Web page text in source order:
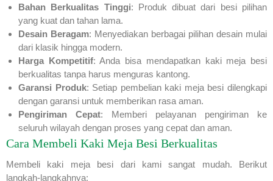
Bahan Berkualitas Tinggi: Produk dibuat dari besi pilihan
yang kuat dan tahan lama.
Desain Beragam: Menyediakan berbagai pilihan desain mulai
dari klasik hingga modern.
Harga Kompetitif: Anda bisa mendapatkan kaki meja besi
berkualitas tanpa harus menguras kantong.
Garansi Produk: Setiap pembelian kaki meja besi dilengkapi
dengan garansi untuk memberikan rasa aman.
Pengiriman Cepat: Memberi pelayanan pengiriman ke
seluruh wilayah dengan proses yang cepat dan aman.
Cara Membeli Kaki Meja Besi Berkualitas
Membeli kaki meja besi dari kami sangat mudah. Berikut
langkah-langkahnya: